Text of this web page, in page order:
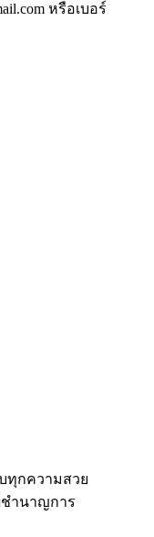
หรือเบอร์
บทุกความสวย
ำนาญการ